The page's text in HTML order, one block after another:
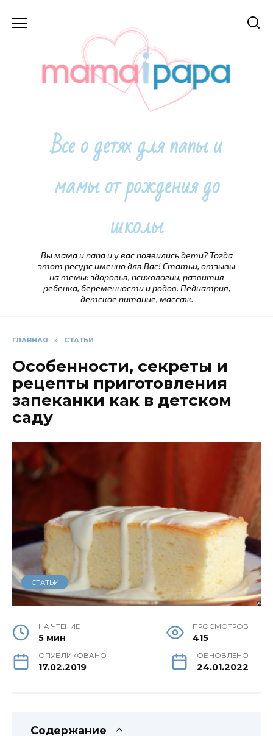
Все о детях для папы и
мамы от рождения до
школы
Вы мама и папа и у вас появились дети? Тогда
этот ресурс именно для Вас! Статьи, отзывы
на темы: здоровья, психологии, развития
ребенка, беременности и родов. Педиатрия,
детское питание, массаж.
ГЛАВНАЯ » СТАТЬИ
Особенности, секреты и
рецепты приготовления
запеканки как в детском
саду
СТАТЬИ
НА ЧТЕНИЕ
5 мин
ПРОСМОТРОВ
415
ОПУБЛИКОВАНО
17.02.2019
ОБНОВЛЕНО
24.01.2022
Содержание